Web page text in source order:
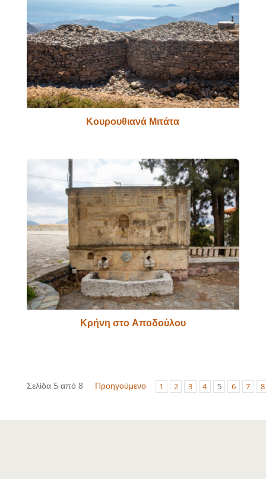
Κουρουθιανά Μιτάτα
Κρήνη στο Αποδούλου
Σελίδα 5 από 8 Προηγούμενο 1 2 3 4 5 6 7 8